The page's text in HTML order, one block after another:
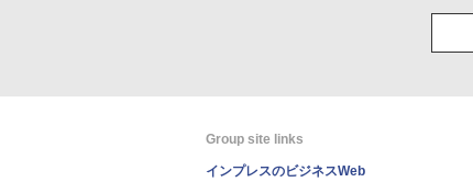
Group site links
インプレスのビジネスWeb